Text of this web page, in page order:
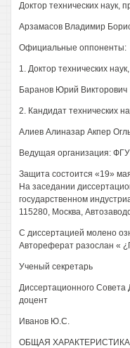
Доктор технических наук,
Арзамасов Владимир
Официальные оппоненты:
1. Доктор технических
Баранов Юрий Викторович
2. Кандидат технических
Алиев Алиназар Акпер
Ведущая организация:
Защита состоится «19»
На заседании
государственном
115280, Москва,
С диссертацией молено
Автореферат разослан «
Ученый секретарь
Диссертационного Совета
доцент
Иванов Ю.С.
ОБЩАЯ